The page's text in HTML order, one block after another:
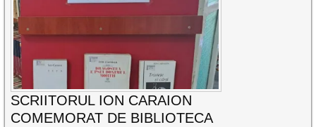
SCRIITORUL ION CARAION
COMEMORAT DE BIBLIOTECA